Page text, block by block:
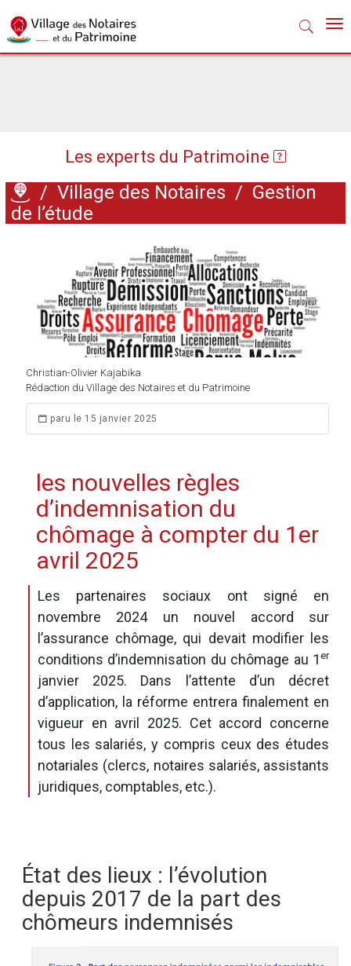
Les experts du Patrimoine
/ Village des Notaires / Gestion
de l’étude
Christian-Olivier Kajabika
Rédaction du Village des Notaires et du Patrimoine
paru le 15 janvier 2025
les nouvelles règles
d’indemnisation du
chômage à compter du 1er
avril 2025
Les partenaires sociaux ont signé en
novembre 2024 un nouvel accord sur
l’assurance chômage, qui devait modifier les
conditions d’indemnisation du chômage au 1er
janvier 2025. Dans l’attente d’un décret
d’application, la réforme entrera finalement en
vigueur en avril 2025. Cet accord concerne
tous les salariés, y compris ceux des études
notariales (clercs, notaires salariés, assistants
juridiques, comptables, etc.).
État des lieux : l’évolution
depuis 2017 de la part des
chômeurs indemnisés